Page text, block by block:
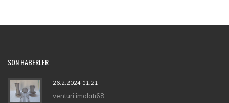
SON HABERLER
26.2.2024 11:21
venturi imalatı68 ..